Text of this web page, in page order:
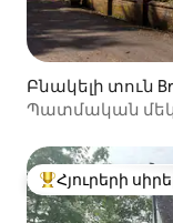
Բնակելի տուն
Պատմական
Հյուրերի
Հյուրերի